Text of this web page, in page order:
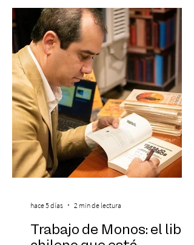
Under 21 por tercer año consecutivo,
formando parte una vez más de la
selección anual de la publicación que
destaca a los artistas menores de 21 años
más influyentes de la industria musical.
Este reconocimiento reaf
Trabajo de Monos: el libro
hace 5 días 2 min de lectura